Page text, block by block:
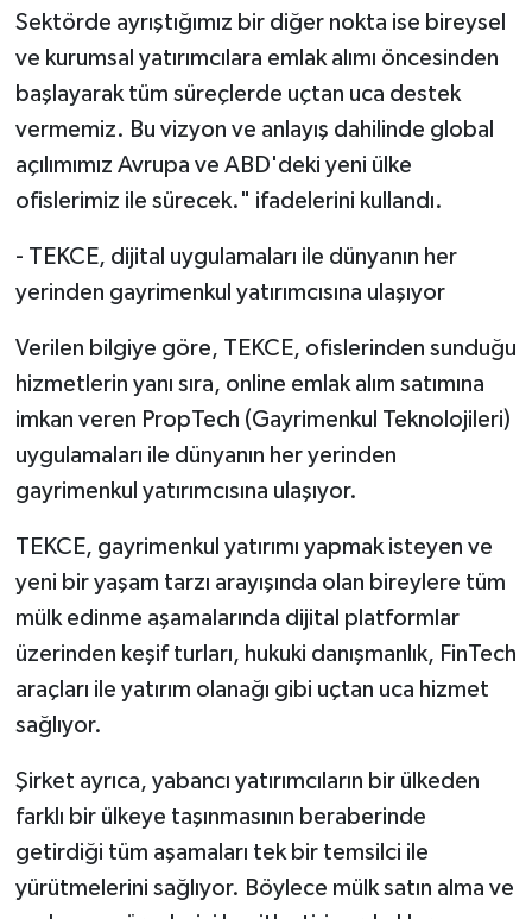
Sektörde ayrıştığımız bir diğer nokta ise bireysel
ve kurumsal yatırımcılara emlak alımı öncesinden
başlayarak tüm süreçlerde uçtan uca destek
vermemiz. Bu vizyon ve anlayış dahilinde global
açılımımız Avrupa ve ABD'deki yeni ülke
ofislerimiz ile sürecek." ifadelerini kullandı.
- TEKCE, dijital uygulamaları ile dünyanın her
yerinden gayrimenkul yatırımcısına ulaşıyor
Verilen bilgiye göre, TEKCE, ofislerinden sunduğu
hizmetlerin yanı sıra, online emlak alım satımına
imkan veren PropTech (Gayrimenkul Teknolojileri)
uygulamaları ile dünyanın her yerinden
gayrimenkul yatırımcısına ulaşıyor.
TEKCE, gayrimenkul yatırımı yapmak isteyen ve
yeni bir yaşam tarzı arayışında olan bireylere tüm
mülk edinme aşamalarında dijital platformlar
üzerinden keşif turları, hukuki danışmanlık, FinTech
araçları ile yatırım olanağı gibi uçtan uca hizmet
sağlıyor.
Şirket ayrıca, yabancı yatırımcıların bir ülkeden
farklı bir ülkeye taşınmasının beraberinde
getirdiği tüm aşamaları tek bir temsilci ile
yürütmelerini sağlıyor. Böylece mülk satın alma ve